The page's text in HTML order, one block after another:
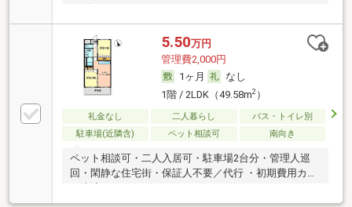
ービ
5.50万円
管理費2,000円
1ヶ月
なし
1階 / 2LDK（49.58m2）
礼金なし 二人暮らし
バス・トイレ別
駐車場(近隣含)
ペット相談可 南向き
ペット相談可・二人入居可・駐車場2台分・管理人巡
回・閑静な住宅街・保証人不要／代行 ・初期費用カー